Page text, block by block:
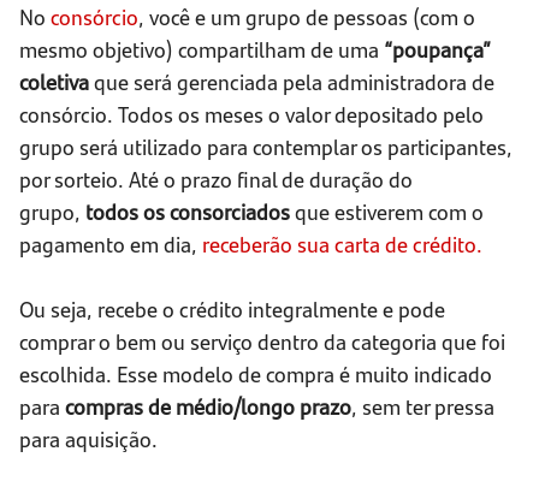
No consórcio, você e um grupo de pessoas (com o
mesmo objetivo) compartilham de uma “poupança”
coletivaque será gerenciada pela administradora de
consórcio. Todos os meses o valor depositado pelo
grupo será utilizado para contemplar os participantes,
por sorteio. Até o prazo final de duração do
grupo, todos os consorciadosque estiverem com o
pagamento em dia, receberão sua carta de crédito.
Ou seja, recebe o crédito integralmente e pode
comprar o bem ou serviço dentro da categoria que foi
escolhida. Esse modelo de compra é muito indicado
para compras de médio/longo prazo, sem ter pressa
para aquisição.